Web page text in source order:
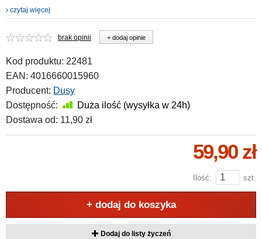
czytaj więcej
brak opinii + dodaj opinie
Kod produktu: 22481
EAN: 4016660015960
Producent: Dusy
Dostępność:
Duża ilość (wysyłka w 24h)
Dostawa od: 11,90 zł
59,90 zł
Ilość: szt.
+ dodaj do koszyka
Dodaj do listy życzeń